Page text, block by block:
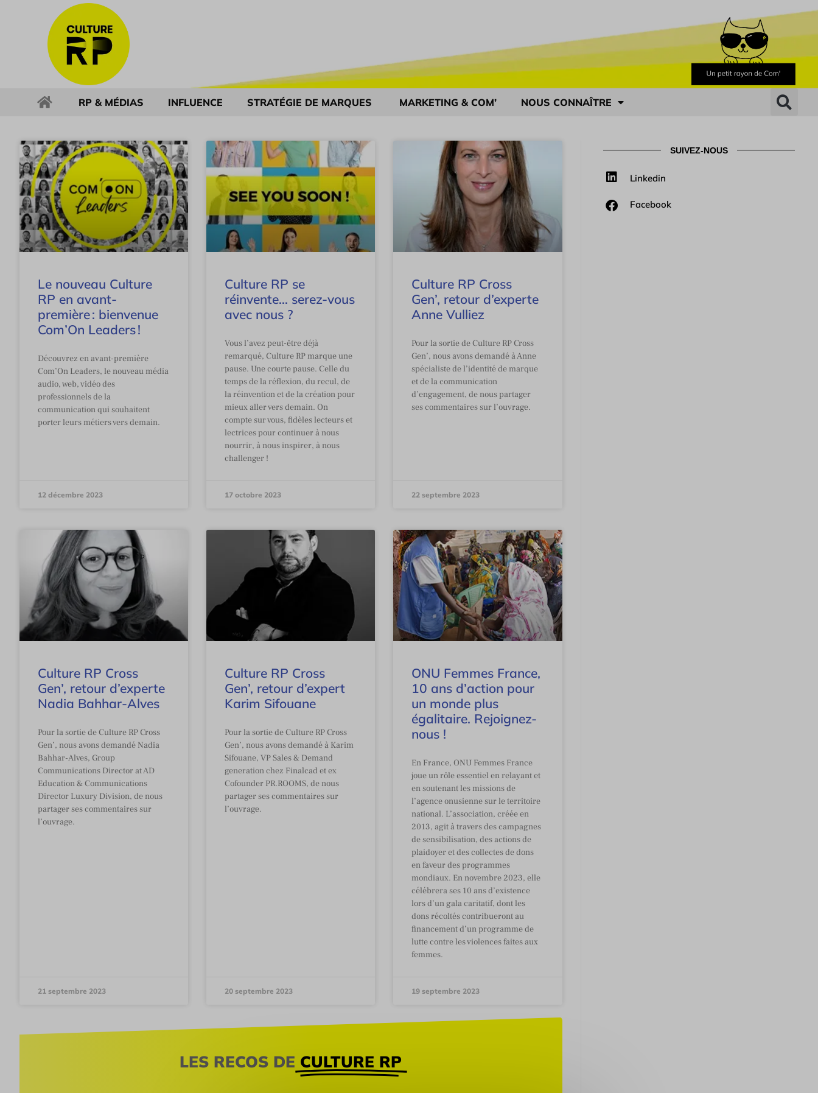
RP & MÉDIAS INFLUENCE STRATÉGIE DE MARQUES MARKETING & COM’ NOUS CONNAÎTRE
Le nouveau Culture
RP en avant-
première : bienvenue
Com’On Leaders !
Découvrez en avant-première
Com’On Leaders, le nouveau média
audio, web, vidéo des
professionnels de la
communication qui souhaitent
porter leurs métiers vers demain.
12 décembre 2023
Culture RP se
réinvente… serez-vous
avec nous ?
Vous l’avez peut-être déjà
remarqué, Culture RP marque une
pause. Une courte pause. Celle du
temps de la réflexion, du recul, de
la réinvention et de la création pour
mieux aller vers demain. On
compte sur vous, fidèles lecteurs et
lectrices pour continuer à nous
nourrir, à nous inspirer, à nous
challenger !
17 octobre 2023
Culture RP Cross
Gen’, retour d’experte
Anne Vulliez
Pour la sortie de Culture RP Cross
Gen’, nous avons demandé à Anne
spécialiste de l’identité de marque
et de la communication
d’engagement, de nous partager
ses commentaires sur l’ouvrage.
22 septembre 2023
Culture RP Cross
Gen’, retour d’experte
Nadia Bahhar-Alves
Pour la sortie de Culture RP Cross
Gen’, nous avons demandé Nadia
Bahhar-Alves, Group
Communications Director at AD
Education & Communications
Director Luxury Division, de nous
partager ses commentaires sur
l’ouvrage.
21 septembre 2023
Culture RP Cross
Gen’, retour d’expert
Karim Sifouane
Pour la sortie de Culture RP Cross
Gen’, nous avons demandé à Karim
Sifouane, VP Sales & Demand
generation chez Finalcad et ex
Cofounder PR.ROOMS, de nous
partager ses commentaires sur
l’ouvrage.
20 septembre 2023
ONU Femmes France,
10 ans d’action pour
un monde plus
égalitaire. Rejoignez-
nous !
En France, ONU Femmes France
joue un rôle essentiel en relayant et
en soutenant les missions de
l’agence onusienne sur le territoire
national. L’association, créée en
2013, agit à travers des campagnes
de sensibilisation, des actions de
plaidoyer et des collectes de dons
en faveur des programmes
mondiaux. En novembre 2023, elle
célébrera ses 10 ans d’existence
lors d’un gala caritatif, dont les
dons récoltés contribueront au
financement d’un programme de
lutte contre les violences faites aux
femmes.
19 septembre 2023
LES RECOS DE CULTURE RP
SUIVEZ-NOUS
Linkedin
Facebook